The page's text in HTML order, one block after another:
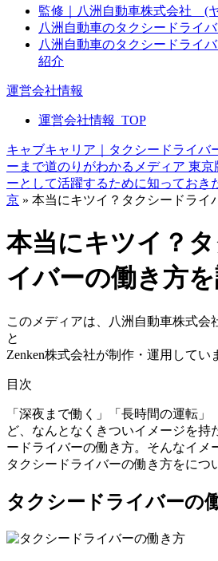
監修｜八洲自動車株式会社 (
八洲自動車のタクシードライ
八洲自動車のタクシードライ
紹介
運営会社情報
運営会社情報_TOP
キャブキャリア｜タクシードライバ
ーまで道のりがわかるメディア 東京
ーとして活躍するために知っておき
京 » 本当にキツイ？タクシードライ
本当にキツイ？
イバーの働き方を
このメディアは、八洲自動車株式会
と
Zenken株式会社が制作・運用してい
目次
「深夜まで働く」「長時間の運転
ど、なんとなくきついイメージを持
ードライバーの働き方。そんなイメ
タクシードライバーの働き方をにつ
タクシードライバーの